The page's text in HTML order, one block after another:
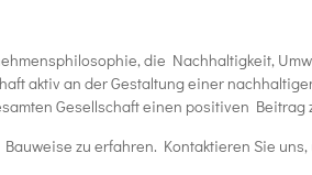
die Nachhaltigkeit,
aktiv an der Gestaltung einer
Gesellschaft einen positiven Beitrag
zu erfahren. Kontaktieren Sie